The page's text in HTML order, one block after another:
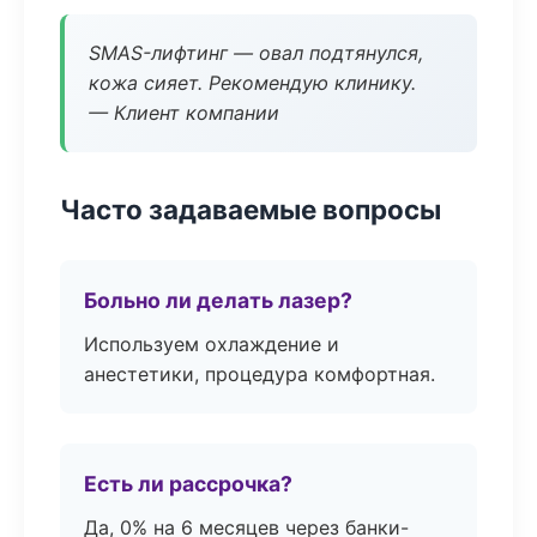
SMAS-лифтинг — овал подтянулся,
кожа сияет. Рекомендую клинику.
— Клиент компании
Часто задаваемые вопросы
Больно ли делать лазер?
Используем охлаждение и
анестетики, процедура комфортная.
Есть ли рассрочка?
Да, 0% на 6 месяцев через банки-